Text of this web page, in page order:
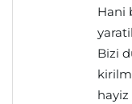
Hani
Bizi